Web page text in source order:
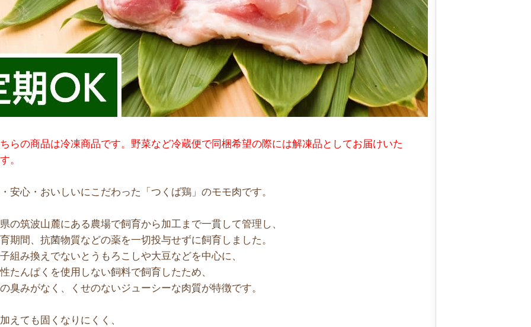
らの商品は冷凍商品です。野菜など冷蔵便で同梱希望の際には解凍品としてお届けいた
。
安心・おいしいにこだわった「つくば鶏」のモモ肉です。
の筑波山麓にある農場で飼育から加工まで一貫して管理し、
期間、抗菌物質などの薬を一切投与せずに飼育しました。
組み換えでないとうもろこしや大豆などを中心に、
たんぱくを使用しない飼料で飼育したため、
臭みがなく、くせのないジューシーな肉質が特徴です。
えても固くなりにくく、